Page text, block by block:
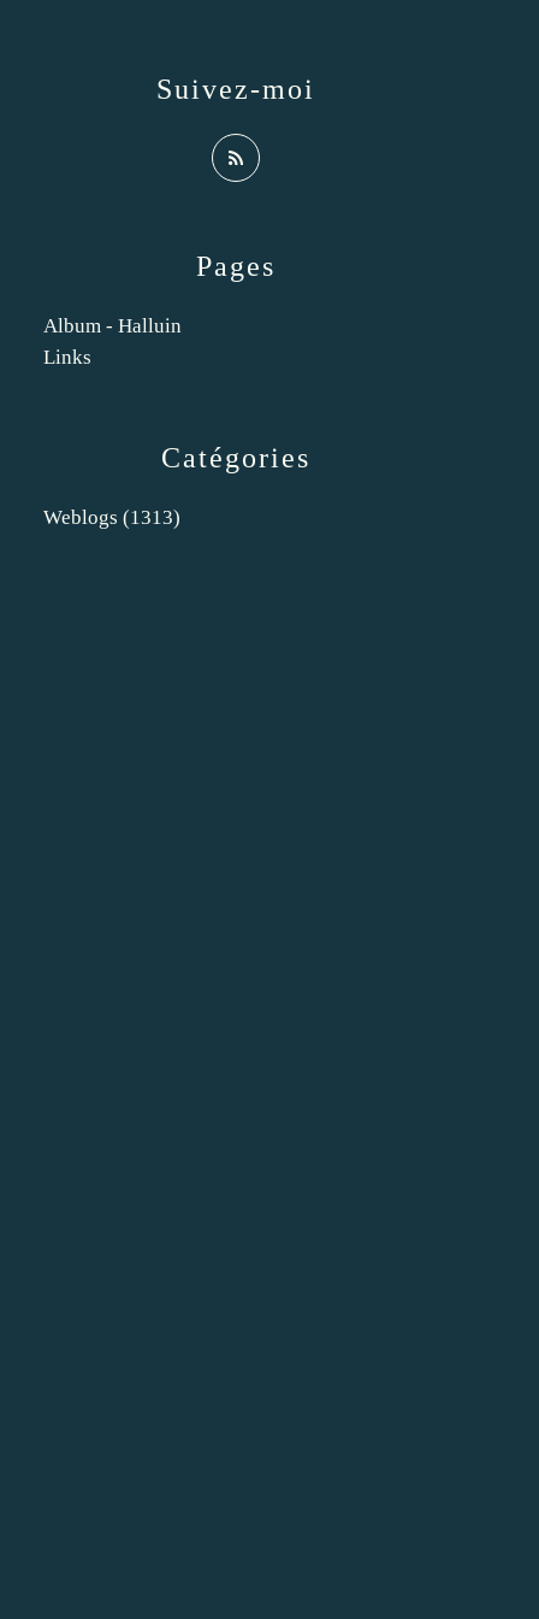
Catégories
Weblogs (1313)
Pages
Album - Halluin
Links
Suivez-moi